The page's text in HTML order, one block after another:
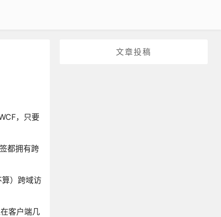
文章投稿
，只要
都拥有跨
）跨域访
客户端几